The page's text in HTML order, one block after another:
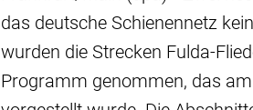
das deutsche Schienennetz
wurden die Strecken Fulda-
Programm genommen, das